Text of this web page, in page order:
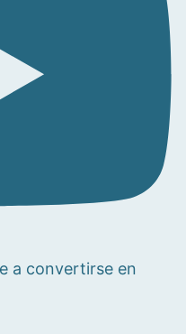
a convertirse en